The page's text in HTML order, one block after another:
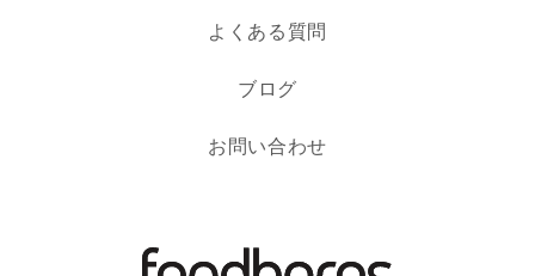
よくある質問
ブログ
お問い合わせ